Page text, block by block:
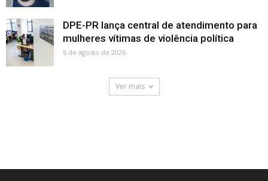
DPE-PR lança central de atendimento para
mulheres vítimas de violência política
6 de agosto de 2026
Ver mais